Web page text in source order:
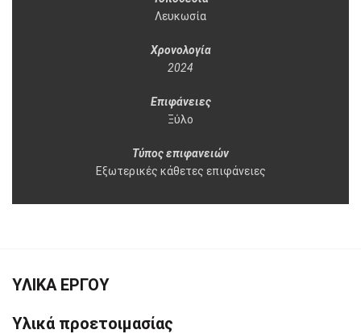
Λευκωσία
Χρονολογία
2024
Επιφάνειες
Ξύλο
Τύπος επιφανειών
Εξωτερικές κάθετες επιφάνειες
ΥΛΙΚΑ ΕΡΓΟΥ
Υλικά προετοιμασίας